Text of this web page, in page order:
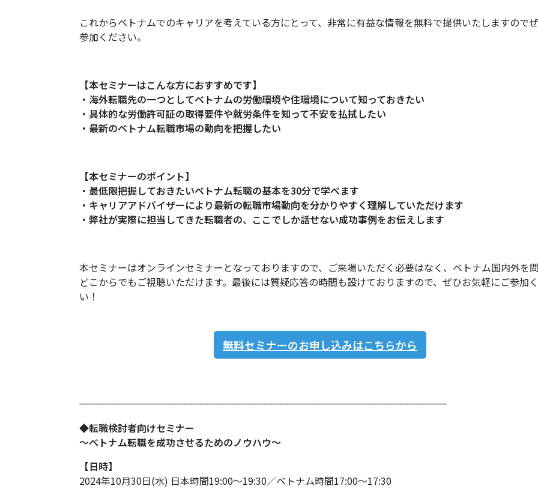
これからベトナムでのキャリアを考えている方にとって、非常に有益な情報を無料で提供いたしますので
参加ください。
【本セミナーはこんな方におすすめです】
・海外転職先の一つとしてベトナムの労働環境や住環境について知っておきたい
・具体的な労働許可証の取得要件や就労条件を知って不安を払拭したい
・最新のベトナム転職市場の動向を把握したい
【本セミナーのポイント】
・最低限把握しておきたいベトナム転職の基本を30分で学べます
・キャリアアドバイザーにより最新の転職市場動向を分かりやすく理解していただけます
・弊社が実際に担当してきた転職者の、ここでしか話せない成功事例をお伝えします
本セミナーはオンラインセミナーとなっておりますので、ご来場いただく必要はなく、ベトナム国内外を
どこからでもご視聴いただけます。最後には質疑応答の時間も設けておりますので、ぜひお気軽にご参加
い！
無料セミナーのお申し込みはこちらから
◆転職検討者向けセミナー
〜ベトナム転職を成功させるためのノウハウ〜
【日時】
2024年10月30日(水) 日本時間19:00～19:30／ベトナム時間17:00〜17:30